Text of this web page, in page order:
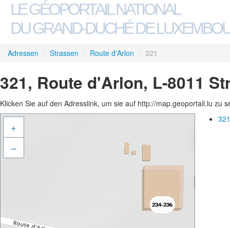
LE GÉOPORTAIL NATIONAL
DU GRAND-DUCHÉ DE
Adressen / Strassen / Route d'Arlon / 321
321, Route d'Arlon, L-8011
Klicken Sie auf den Adresslink, um sie auf http://map.geoportail.lu zu
+
–